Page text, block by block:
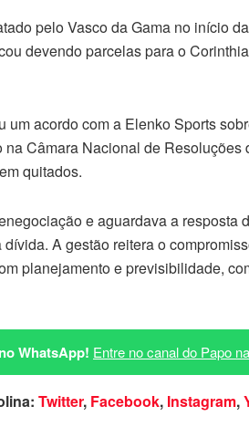
pelo Vasco da Gama no início
devendo parcelas para o
um acordo com a Elenko Sports
Câmara Nacional de
quitados.
e aguardava a resposta
A gestão reitera o
planejamento e previsibilidade,
WhatsApp! Entre no canal do Papo
Twitter, Facebook, Instagram,